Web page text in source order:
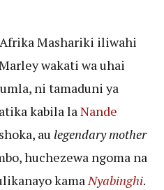
Afrika Mashariki iliwahi
wakati wa uhai
ni tamaduni ya
kabila laNande
au legendary mother
huchezewa ngoma na
kamaNyabinghi.